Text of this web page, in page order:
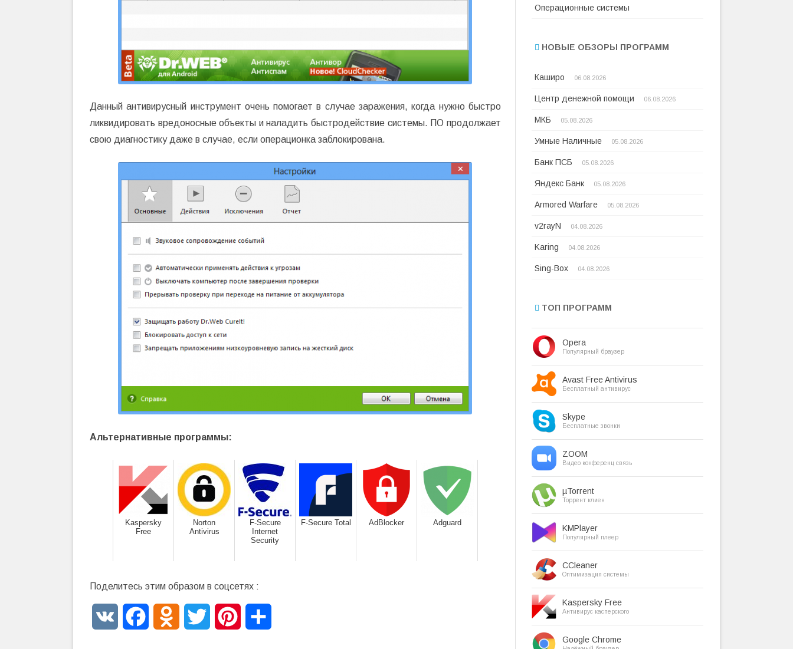
Данный антивирусный инструмент очень помогает в случае заражения, когда нужно быстро
ликвидировать вредоносные объекты и наладить быстродействие системы. ПО продолжает
свою диагностику даже в случае, если операционка заблокирована.
Альтернативные программы:
Kaspersky
Free
Norton
Antivirus
F-Secure
Internet
Security
F-Secure Total AdBlocker Adguard
Поделитесь этим образом в соцсетях :
VK FacebookOdnoklassniki
Twitter Pinterest
Операционные системы
НОВЫЕ ОБЗОРЫ ПРОГРАММ
Каширо 06.08.2026
Центр денежной помощи 06.08.2026
МКБ 05.08.2026
Умные Наличные 05.08.2026
Банк ПСБ 05.08.2026
Яндекс Банк 05.08.2026
Armored Warfare 05.08.2026
v2rayN 04.08.2026
Karing 04.08.2026
Sing-Box 04.08.2026
ТОП ПРОГРАММ
Opera
Популярный браузер
Avast Free Antivirus
Бесплатный антивирус
Skype
Бесплатные звонки
ZOOM
Видео конференц связь
µTorrent
Торрент клиен
KMPlayer
Популярный плеер
CCleaner
Оптимизация системы
Kaspersky Free
Антивирус касперского
Google Chrome